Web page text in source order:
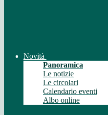
Novità
Panoramica
Le notizie
Le circolari
Calendario eventi
Albo online